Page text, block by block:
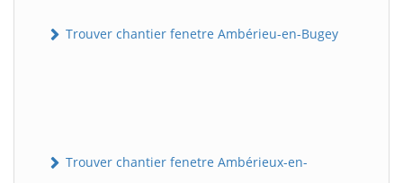
Trouver chantier fenetre Ambérieu-en-Bugey
Trouver chantier fenetre Ambérieux-en-